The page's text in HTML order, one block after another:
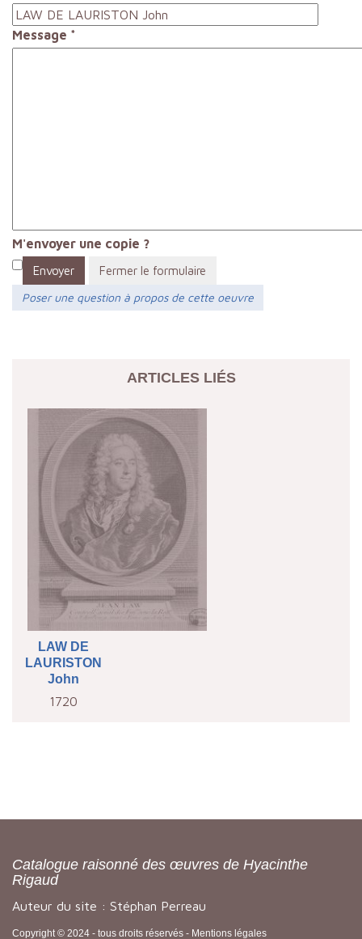
Message *
M'envoyer une copie ?
Envoyer
Fermer le formulaire
Poser une question à propos de cette oeuvre
ARTICLES LIÉS
LAW DE
LAURISTON
John
1720
Catalogue raisonné des œuvres de Hyacinthe
Rigaud
Auteur du site : Stéphan Perreau
Copyright © 2024 - tous droits réservés - Mentions légales